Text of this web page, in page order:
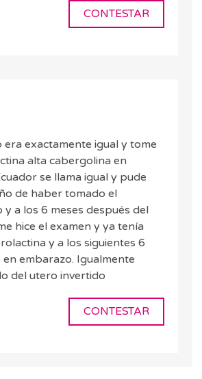
CONTESTAR
era exactamente igual y tome
alta cabergolina en
se llama igual y pude
de haber tomado el
y a los 6 meses después del
hice el examen y ya tenía
y a los siguientes 6
en embarazo. Igualmente
del utero invertido
CONTESTAR